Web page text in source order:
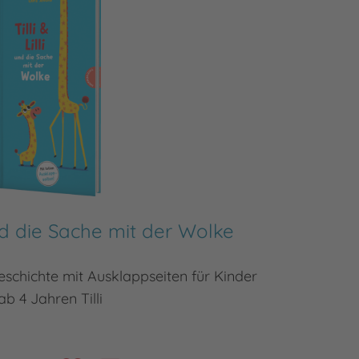
die Sache mit der Wolke
mit Ausklappseiten für Kinder
4 Jahren Tilli